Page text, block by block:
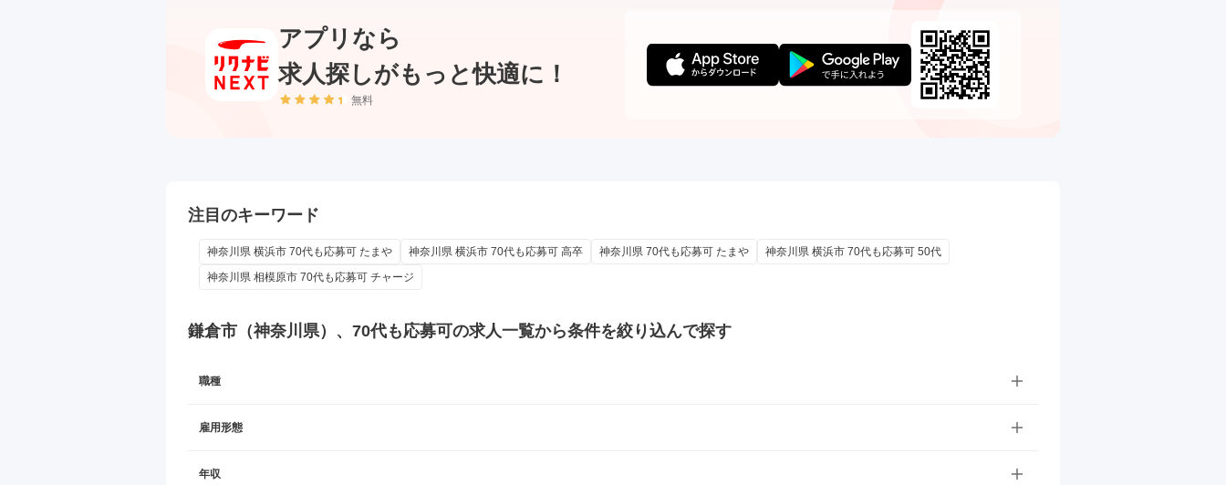
アプリなら
求人探しがもっと快適に！
無料
注目のキーワード
神奈川県 横浜市 70代も応募可 たまや 神奈川県 横浜市 70代も応募可 高卒 神奈川県 70代も応募可 たまや
神奈川県 横浜市 70代も応募可 50代
神奈川県 相模原市 70代も応募可 チャージ
鎌倉市（神奈川県）、70代も応募可の求人一覧から条件を絞り込んで探す
職種
雇用形態
年収